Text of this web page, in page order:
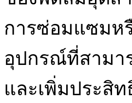
การซ่อมแซมห
อุปกรณ์ที่สามา
และเพิ่มประสิ